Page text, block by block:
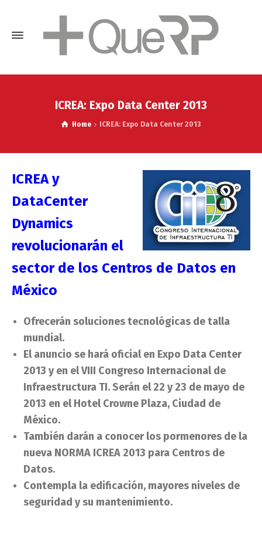
ICREA: Expo Data Center 2013
Home ICREA: Expo Data Center 2013
ICREA y
DataCenter
Dynamics
revolucionarán el
sector de los Centros de Datos en
México
Ofrecerán soluciones tecnológicas de talla
mundial.
El anuncio se hará oficial en Expo Data Center
2013 y en el VIII Congreso Internacional de
Infraestructura TI. Serán el 22 y 23 de mayo de
2013 en el Hotel Crowne Plaza, Ciudad de
México.
También darán a conocer los pormenores de la
nueva NORMA ICREA 2013 para Centros de
Datos.
Contempla la edificación, mayores niveles de
seguridad y su mantenimiento.